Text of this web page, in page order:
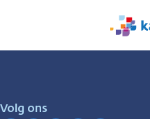
Volg ons